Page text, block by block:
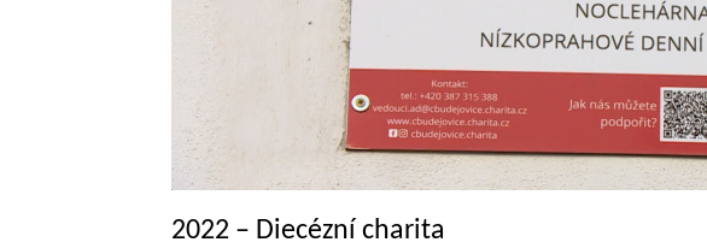
2022 – Diecézní charita